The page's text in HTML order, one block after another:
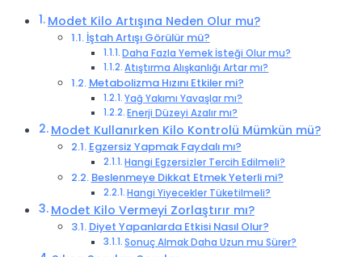
Modet Kilo Artışına Neden Olur mu?
İştah Artışı Görülür mü?
Daha Fazla Yemek İsteği Olur mu?
Atıştırma Alışkanlığı Artar mı?
Metabolizma Hızını Etkiler mi?
Yağ Yakımı Yavaşlar mı?
Enerji Düzeyi Azalır mı?
Modet Kullanırken Kilo Kontrolü Mümkün mü?
Egzersiz Yapmak Faydalı mı?
Hangi Egzersizler Tercih Edilmeli?
Beslenmeye Dikkat Etmek Yeterli mi?
Hangi Yiyecekler Tüketilmeli?
Modet Kilo Vermeyi Zorlaştırır mı?
Diyet Yapanlarda Etkisi Nasıl Olur?
Sonuç Almak Daha Uzun mu Sürer?